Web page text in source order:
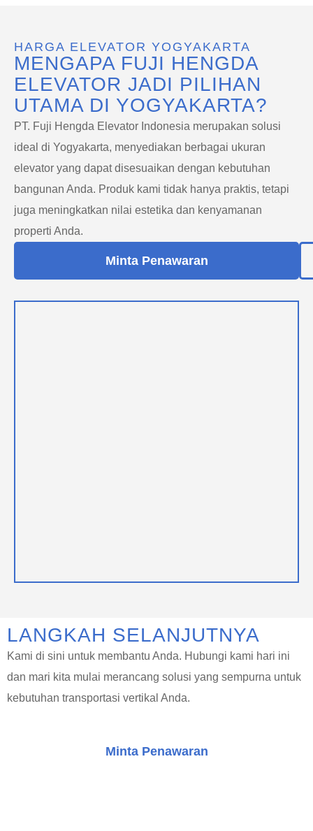
HARGA ELEVATOR YOGYAKARTA
MENGAPA FUJI HENGDA
ELEVATOR JADI PILIHAN
UTAMA DI YOGYAKARTA?
PT. Fuji Hengda Elevator Indonesia merupakan solusi
ideal di Yogyakarta, menyediakan berbagai ukuran
elevator yang dapat disesuaikan dengan kebutuhan
bangunan Anda. Produk kami tidak hanya praktis, tetapi
juga meningkatkan nilai estetika dan kenyamanan
properti Anda.
Minta Penawaran
LANGKAH SELANJUTNYA
Kami di sini untuk membantu Anda. Hubungi kami hari ini
dan mari kita mulai merancang solusi yang sempurna untuk
kebutuhan transportasi vertikal Anda.
Minta Penawaran